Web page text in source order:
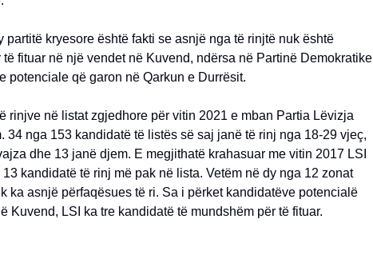
partitë kryesore është fakti se asnjë nga të rinjtë nuk është
fituar në një vendet në Kuvend, ndërsa në Partinë Demokratike
potenciale që garon në Qarkun e Durrësit.
rinjve në listat zgjedhore për vitin 2021 e mban Partia Lëvizja
34 nga 153 kandidatë të listës së saj janë të rinj nga 18-29 vjeç,
dhe 13 janë djem. E megjithatë krahasuar me vitin 2017 LSI
kandidatë të rinj më pak në lista. Vetëm në dy nga 12 zonat
ka asnjë përfaqësues të ri. Sa i përket kandidatëve potencialë
Kuvend, LSI ka tre kandidatë të mundshëm për të fituar.